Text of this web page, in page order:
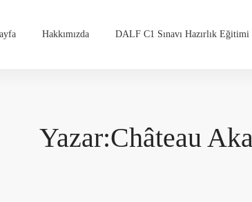
Hakkımızda DALF C1 Sınavı Hazırlık Eğitimi
Yazar:Château